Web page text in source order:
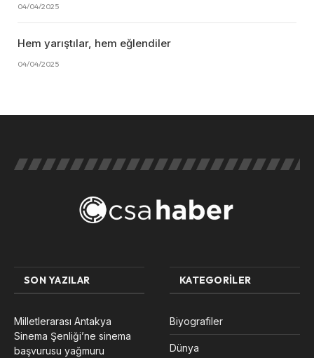
04/04/2025
Hem yarıştılar, hem eğlendiler
04/04/2025
SON YAZILAR
Milletlerarası Antakya
Sinema Şenliği’ne sinema
başvurusu yağmuru
KATEGORILER
Biyografiler
Dünya